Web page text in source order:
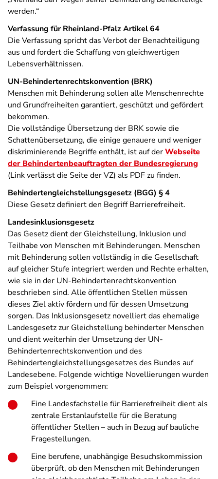
werden.“
Verfassung für Rheinland-Pfalz Artikel 64
Die Verfassung spricht das Verbot der Benachteiligung
aus und fordert die Schaffung von gleichwertigen
Lebensverhältnissen.
UN-Behindertenrechtskonvention (BRK)
Menschen mit Behinderung sollen alle Menschenrechte
und Grundfreiheiten garantiert, geschützt und gefördert
bekommen.
Die vollständige Übersetzung der BRK sowie die
Schattenübersetzung, die einige genauere und weniger
diskriminierende Begriffe enthält, ist auf derWebseite
der Behindertenbeauftragten der Bundesregierung
(Link verlässt die Seite der VZ) als PDF zu finden.
Behindertengleichstellungsgesetz (BGG) § 4
Diese Gesetz definiert den Begriff Barrierefreiheit.
Landesinklusionsgesetz
Das Gesetz dient der Gleichstellung, Inklusion und
Teilhabe von Menschen mit Behinderungen. Menschen
mit Behinderung sollen vollständig in die Gesellschaft
auf gleicher Stufe integriert werden und Rechte erhalten,
wie sie in der UN-Behindertenrechtskonvention
beschrieben sind. Alle öffentlichen Stellen müssen
dieses Ziel aktiv fördern und für dessen Umsetzung
sorgen. Das Inklusionsgesetz novelliert das ehemalige
Landesgesetz zur Gleichstellung behinderter Menschen
und dient weiterhin der Umsetzung der UN-
Behindertenrechtskonvention und des
Behindertengleichstellungsgesetzes des Bundes auf
Landesebene. Folgende wichtige Novellierungen wurden
zum Beispiel vorgenommen:
Eine Landesfachstelle für Barrierefreiheit dient als
zentrale Erstanlaufstelle für die Beratung
öffentlicher Stellen – auch in Bezug auf bauliche
Fragestellungen.
Eine berufene, unabhängige Besuchskommission
überprüft, ob den Menschen mit Behinderungen